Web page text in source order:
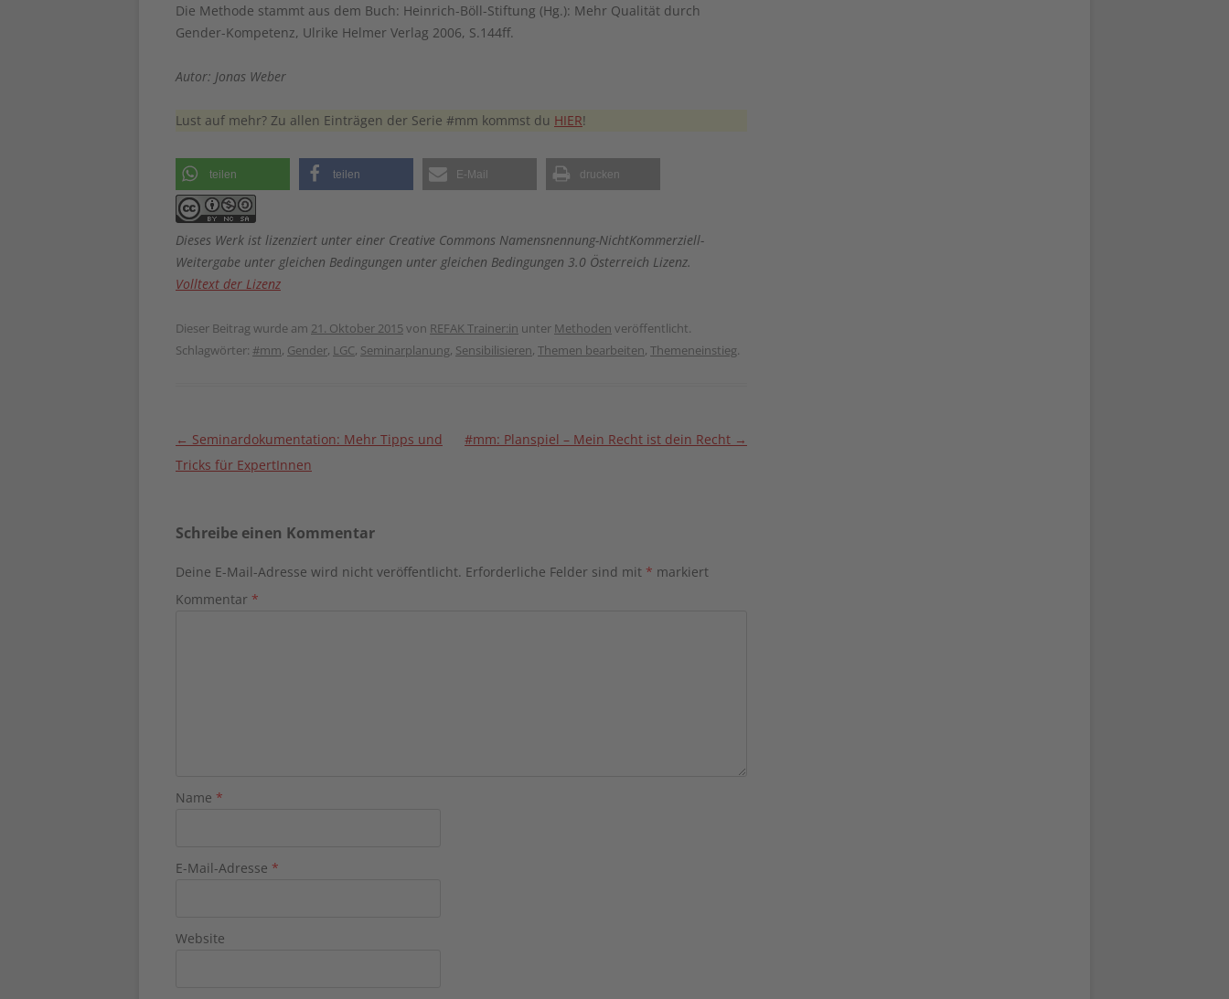
Die Methode stammt aus dem Buch: Heinrich-Böll-Stiftung (Hg.): Mehr Qualität durch
Gender-Kompetenz, Ulrike Helmer Verlag 2006, S.144ff.
Autor: Jonas Weber
Lust auf mehr? Zu allen Einträgen der Serie #mm kommst du HIER!
teilen teilen E-Mail drucken
Dieses Werk ist lizenziert unter einer Creative Commons Namensnennung-NichtKommerziell-
Weitergabe unter gleichen Bedingungen unter gleichen Bedingungen 3.0 Österreich Lizenz.
Volltext der Lizenz
Dieser Beitrag wurde am 21. Oktober 2015von REFAK Trainer:in unter Methoden veröffentlicht.
Schlagwörter: #mm, Gender, LGC, Seminarplanung, Sensibilisieren, Themen bearbeiten, Themeneinstieg.
Beitragsnavigation
← Seminardokumentation: Mehr Tipps und
Tricks für ExpertInnen
#mm: Planspiel – Mein Recht ist dein Recht →
Schreibe einen Kommentar
Deine E-Mail-Adresse wird nicht veröffentlicht. Erforderliche Felder sind mit * markiert
Kommentar *
Name *
E-Mail-Adresse *
Website